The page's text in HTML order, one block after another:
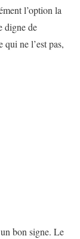
l’option la
digne de
ne l’est pas,
bon signe. Le